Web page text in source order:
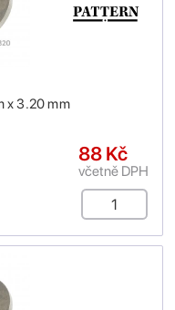
x 3.20 mm
88 Kč
včetně DPH